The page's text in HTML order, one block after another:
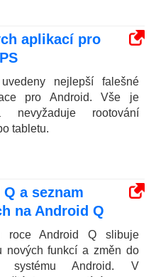
aplikací pro
nejlepší falešné
pro Android. Vše je
nevyžaduje rootování
tabletu.
a seznam
na Android Q
roce Android Q slibuje
nových funkcí a změn do
systému Android. V